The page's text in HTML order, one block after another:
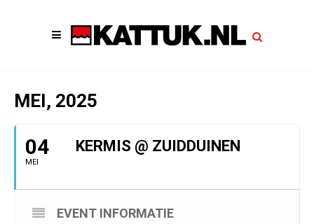
MEI, 2025
04
MEI
KERMIS @ ZUIDDUINEN
EVENT INFORMATIE